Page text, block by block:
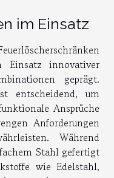
im Einsatz
Einsatz innovativer
geprägt.
entscheidend, um
Ansprüche
Anforderungen
Während
Stahl gefertigt
wie Edelstahl,